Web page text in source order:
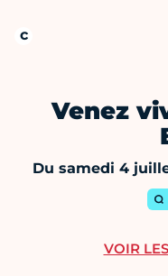
Venez
Du samedi 4
VOIR